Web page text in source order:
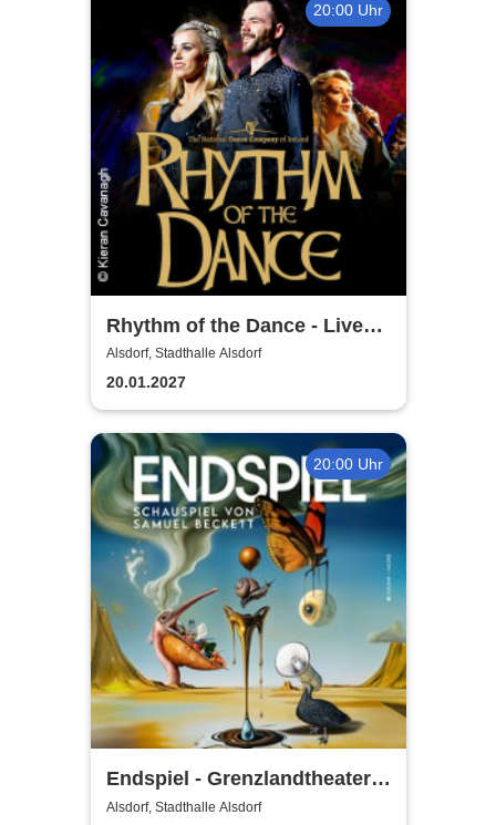
20:00 Uhr
Rhythm of the Dance - Live
2027
Alsdorf, Stadthalle Alsdorf
20.01.2027
20:00 Uhr
Endspiel - Grenzlandtheater
Aachen
Alsdorf, Stadthalle Alsdorf